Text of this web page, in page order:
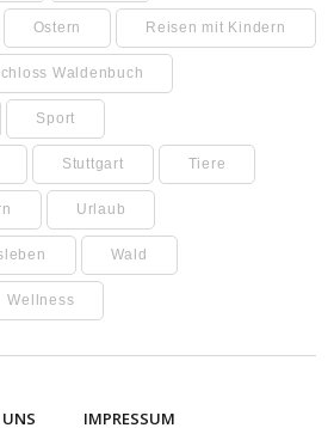
Ostern Reisen mit Kindern
Waldenbuch
Sport
Stuttgart Tiere
Urlaub
Wald
Wellness
UNS IMPRESSUM